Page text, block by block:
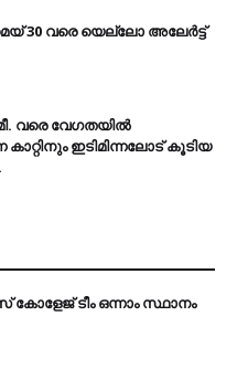
30 വരെ യെല്ലോ അലേര്‍ട്ട്
വരെ വേഗതയിൽ
കാറ്റിനും ഇടിമിന്നലോട് കൂടിയ
ടീം ഒന്നാം സ്ഥാനം